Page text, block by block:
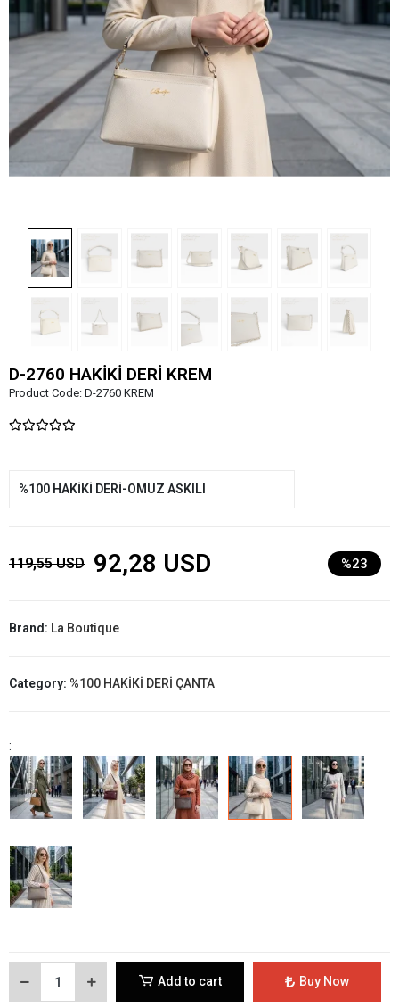
D-2760 HAKİKİ DERİ KREM
Product Code: D-2760 KREM
%100 HAKİKİ DERİ-OMUZ ASKILI
119,55 USD 92,28 USD %23
Brand: La Boutique
Category: %100 HAKİKİ DERİ ÇANTA
:
Add to cart Buy Now